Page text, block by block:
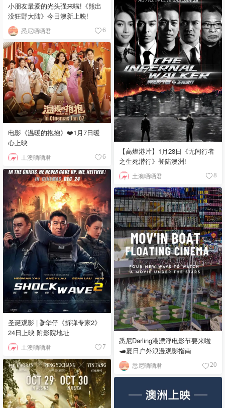
小朋友最爱的光头强来啦!《熊出
没狂野大陆》今日澳新上映!
悉尼晒晒君 6
【高燃港片】1月28日《无间行者
之生死潜行》登陆澳洲!
土澳晒晒君 8
电影《温暖的抱抱》❤️1月7日暖
心上映
土澳晒晒君 6
圣诞观影 | 🎬华仔《拆弹专家2》
24日上映 附影院地址
土澳晒晒君 7
悉尼Darling港漂浮电影节要来啦
🛥夏日户外浪漫观影指南
悉尼晒晒君 20